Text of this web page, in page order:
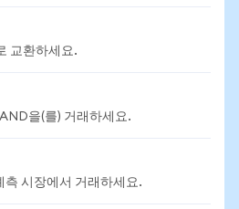
교환하세요.
을(를) 거래하세요.
측 시장에서 거래하세요.